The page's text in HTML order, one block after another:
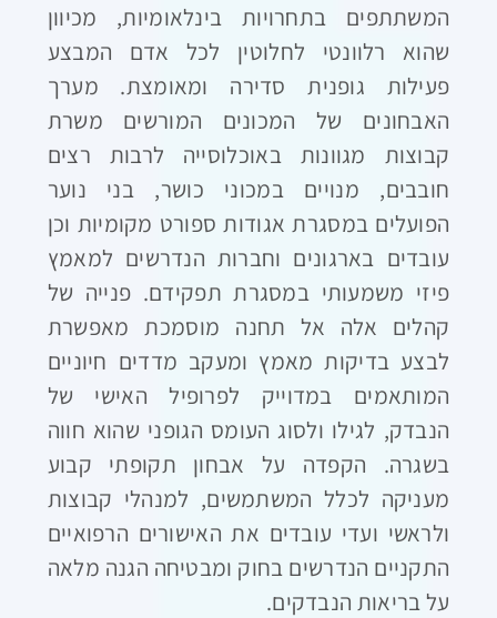
המשתתפים בתחרויות בינלאומיות, מכיוון
שהוא רלוונטי לחלוטין לכל אדם המבצע
פעילות גופנית סדירה ומאומצת. מערך
האבחונים של המכונים המורשים משרת
קבוצות מגוונות באוכלוסייה לרבות רצים
חובבים, מנויים במכוני כושר, בני נוער
הפועלים במסגרת אגודות ספורט מקומיות וכן
עובדים בארגונים וחברות הנדרשים למאמץ
פיזי משמעותי במסגרת תפקידם. פנייה של
קהלים אלה אל תחנה מוסמכת מאפשרת
לבצע בדיקות מאמץ ומעקב מדדים חיוניים
המותאמים במדוייק לפרופיל האישי של
הנבדק, לגילו ולסוג העומס הגופני שהוא חווה
בשגרה. הקפדה על אבחון תקופתי קבוע
מעניקה לכלל המשתמשים, למנהלי קבוצות
ולראשי ועדי עובדים את האישורים הרפואיים
התקניים הנדרשים בחוק ומבטיחה הגנה מלאה
על בריאות הנבדקים.